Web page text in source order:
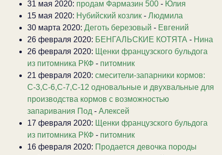
31 мая 2020: продам Фармазин 500 - Юлия
15 мая 2020: Нубийский козлик - Людмила
30 марта 2020: Деготь березовый - Евгений
26 февраля 2020: БЕНГАЛЬСКИЕ КОТЯТА - Нина
26 февраля 2020: Щенки французского бульдога
из питомника РКФ - питомник
21 февраля 2020: смесители-запарники кормов:
С-3,С-6,С-7,С-12 одновальные и двухвальные для
производства кормов с возможностью
запаривания Под - Алексей
17 февраля 2020: Щенки французского бульдога
из питомника РКФ - питомник
16 февраля 2020: Продается девочка породы